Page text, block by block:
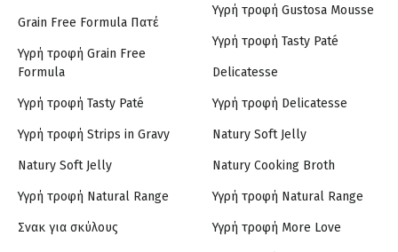
Grain Free Formula Πατέ
Υγρή τροφή Grain Free
Formula
Υγρή τροφή Tasty Paté
Υγρή τροφή Strips in Gravy
Natury Soft Jelly
Υγρή τροφή Natural Range
Σνακ για σκύλους
Υγρή τροφή Gustosa Mousse
Υγρή τροφή Tasty Paté
Delicatesse
Υγρή τροφή Delicatesse
Natury Soft Jelly
Natury Cooking Broth
Υγρή τροφή Natural Range
Υγρή τροφή More Love